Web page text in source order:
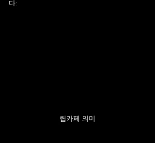
다:
립카페 의미